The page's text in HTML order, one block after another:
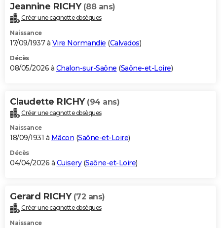
Jeannine RICHY (88 ans)
Créer une cagnotte obsèques
Naissance
17/09/1937 à Vire Normandie (Calvados)
Décès
08/05/2026 à Chalon-sur-Saône (Saône-et-Loire)
Claudette RICHY (94 ans)
Créer une cagnotte obsèques
Naissance
18/09/1931 à Mâcon (Saône-et-Loire)
Décès
04/04/2026 à Cuisery(Saône-et-Loire)
Gerard RICHY (72 ans)
Créer une cagnotte obsèques
Naissance